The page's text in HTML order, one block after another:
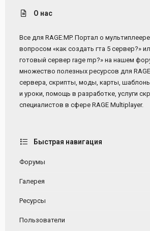
О нас
Все для RAGE:MP. Портал о
вопросом «как создать гта 5 сервер?»
готовый сервер rage mp?» на нашем
множество полезных ресурсов для
сервера, скрипты, моды, карты,
и уроки, помощь в разработке, услуги
специалистов в сфере RAGE Multiplayer.
Быстрая навигация
Форумы
Галерея
Ресурсы
Пользователи